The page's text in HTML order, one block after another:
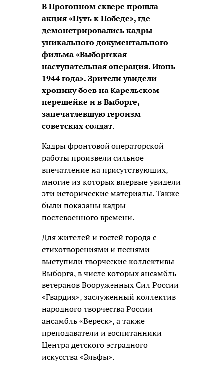
В Прогонном сквере прошла
акция «Путь к Победе», где
демонстрировались кадры
уникального документального
фильма «Выборгская
наступательная операция. Июнь
1944 года». Зрители увидели
хронику боев на Карельском
перешейке и в Выборге,
запечатлевшую героизм
советских солдат.
Кадры фронтовой операторской
работы произвели сильное
впечатление на присутствующих,
многие из которых впервые увидели
эти исторические материалы. Также
были показаны кадры
послевоенного времени.
Для жителей и гостей города с
стихотворениями и песнями
выступили творческие коллективы
Выборга, в числе которых ансамбль
ветеранов Вооруженных Сил России
«Гвардия», заслуженный коллектив
народного творчества России
ансамбль «Вереск», а также
преподаватели и воспитанники
Центра детского эстрадного
искусства «Эльфы».